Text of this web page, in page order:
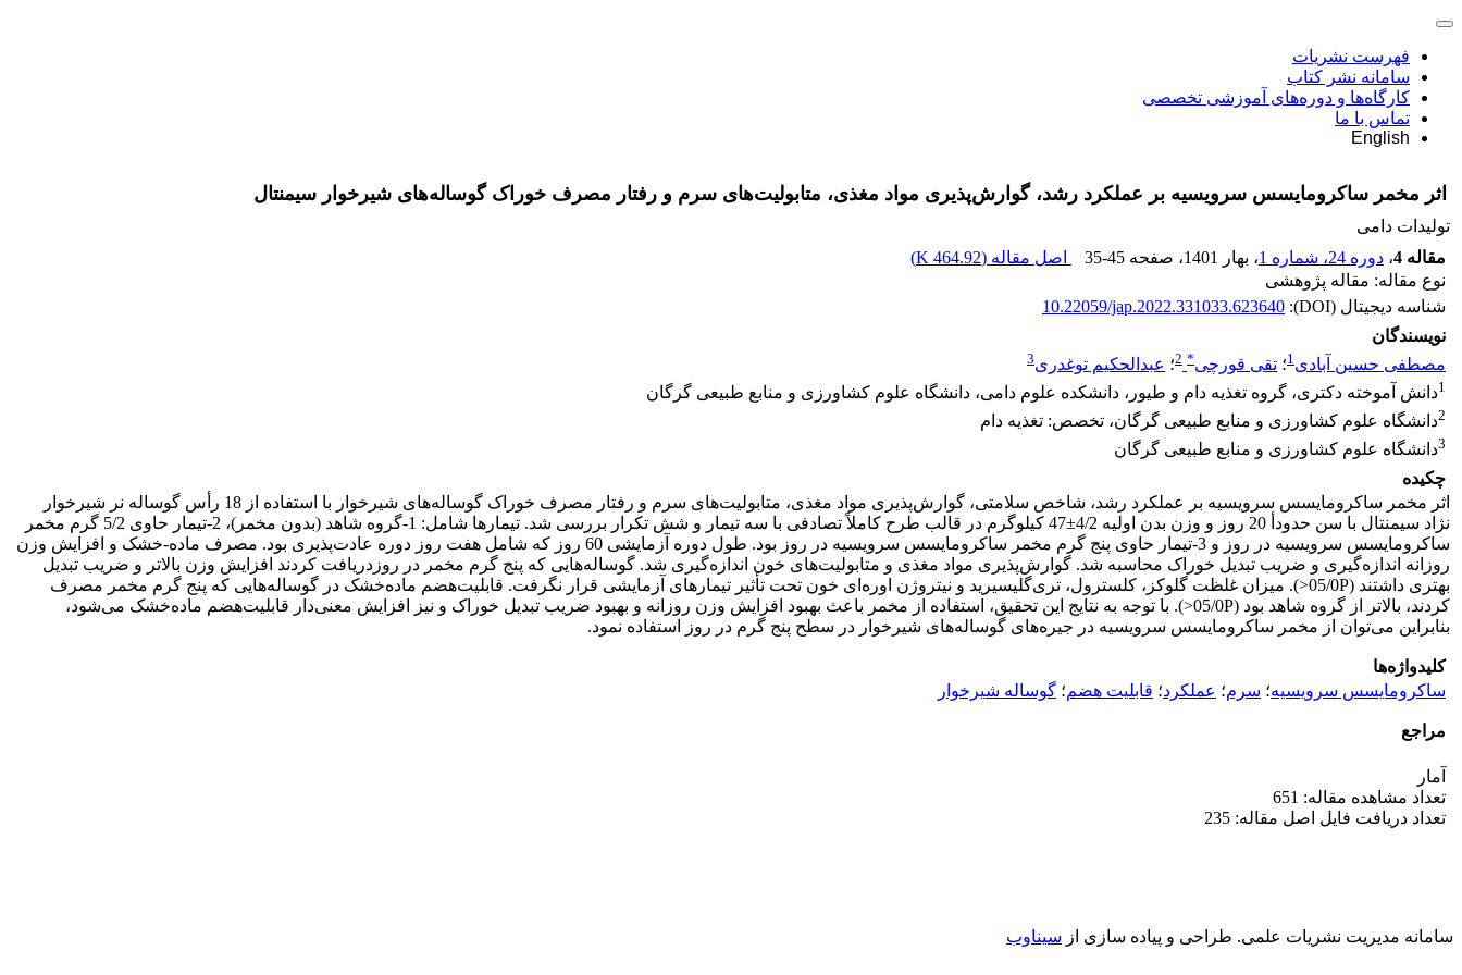
فهرست نشریات
سامانه نشر کتاب
کارگاه‌ها و دوره‌های آموزشی تخصصی
تماس با ما
English
اثر مخمر ساکرومایسس سرویسیه بر عملکرد رشد، گوارش‌پذیری مواد مغذی، متابولیت‌های سرم و رفتار مصرف خوراک گوساله‌های شیرخوار سیمنتال
تولیدات دامی
مقاله 4
، دوره 24، شماره 1 ، بهار 1401 ، صفحه 35-45 اصل مقاله (464.92 K
)
نوع مقاله: مقاله پژوهشی
شناسه دیجیتال (DOI):
10.22059/jap.2022.331033.623640
نویسندگان
مصطفی حسین آبادی1؛ تقی قورچی*
2؛ عبدالحکیم توغدری3
1دانش آموخته دکتری، گروه تغذیه دام و طیور، دانشکده علوم دامی، دانشگاه علوم کشاورزی و منابع طبیعی گرگان
2دانشگاه علوم کشاورزی و منابع طبیعی گرگان، تخصص: تغذیه دام
3دانشگاه علوم کشاورزی و منابع طبیعی گرگان
چکیده
اثر مخمر ساکرومایسس سرویسیه بر عملکرد رشد، شاخص سلامتی، گوارش‌پذیری مواد مغذی، متابولیت‌های سرم و رفتار مصرف خوراک گوساله‌های شیرخوار با استفاده از 18 رأس گوساله نر شیرخوار
نژاد سیمنتال با سن حدودأ 20 روز و وزن بدن اولیه 4/2±47 کیلوگرم در قالب طرح کاملاً تصادفی با سه تیمار و شش تکرار بررسی شد. تیمارها شامل: 1-گروه شاهد (بدون مخمر)، 2-تیمار حاوی 5/2 گرم مخمر
ساکرومایسس سرویسیه در روز و 3-تیمار حاوی پنج گرم مخمر ساکرومایسس سرویسیه در روز بود. طول دوره آزمایشی 60 روز که شامل هفت روز دوره عادت‌پذیری بود. مصرف ماده-خشک و افزایش وزن
روزانه اندازه‌گیری و ضریب تبدیل خوراک محاسبه شد. گوارش‌پذیری مواد مغذی و متابولیت‌های خون اندازه‌گیری شد. گوساله‌هایی که پنج گرم مخمر در روزدریافت کردند افزایش وزن بالاتر و ضریب تبدیل
بهتری داشتند (05/0P<). میزان غلظت گلوکز، کلسترول، تری‌گلیسیرید و نیتروژن اوره‌ای خون تحت تأثیر تیمارهای آزمایشی قرار نگرفت. قابلیت‌هضم ماده‌خشک در گوساله‌هایی که پنج گرم مخمر مصرف
کردند، بالاتر از گروه شاهد بود (05/0P<). با توجه به نتایج این تحقیق، استفاده از مخمر باعث بهبود افزایش وزن روزانه و بهبود ضریب تبدیل خوراک و نیز افزایش معنی‌دار قابلیت‌هضم ماده‌خشک می‌شود،
بنابراین می‌توان از مخمر ساکرومایسس سرویسیه در جیره‌های گوساله‌های شیرخوار در سطح پنج گرم در روز استفاده نمود.
کلیدواژه‌ها
ساکرومایسس سرویسیه؛ سرم؛ عملکرد؛ قابلیت هضم؛ گوساله شیرخوار
مراجع
آمار
تعداد مشاهده مقاله: 651
تعداد دریافت فایل اصل مقاله: 235
سامانه مدیریت نشریات علمی. طراحی و پیاده سازی از سیناوب